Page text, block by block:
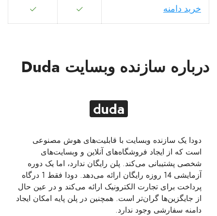
خرید دامنه
درباره سازنده وبسایت Duda
دودا یک سازنده وبسایت با قابلیت‌های هوش مصنوعی
است که از ایجاد فروشگاه‌های آنلاین و وبسایت‌های
شخصی پشتیبانی می‌کند. پلن رایگان ندارد، اما یک دوره
آزمایشی 14 روزه رایگان ارائه می‌دهد. دودا فقط 1 درگاه
پرداخت برای تجارت الکترونیک ارائه می‌کند و در عین حال
از جایگزین‌ها گران‌تر است. همچنین در پلن پایه امکان ایجاد
دامنه سفارشی وجود ندارد.